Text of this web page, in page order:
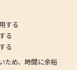
する
る
る
ため、時間に余裕